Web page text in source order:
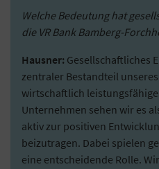
Welche Bedeutung hat
die VR Bank Bamberg-
Hausner: Gesellschaftliches
zentraler Bestandteil
wirtschaftlich
Unternehmen sehen wir es
aktiv zur positiven
beizutragen. Dabei spielen
eine entscheidende Rolle.